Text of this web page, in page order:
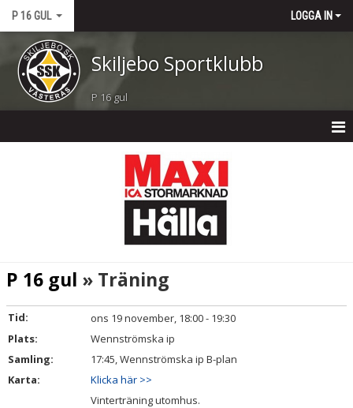
P 16 GUL LOGGA IN
Skiljebo Sportklubb
P 16 gul
TRUPPEN
DOKUMENT
P 16 gul » Träning
Tid:
ons 19 november, 18:00 - 19:30
Plats:
Wennströmska ip
Samling:
17:45, Wennströmska ip B-plan
Karta:
Klicka här >>
Vinterträning utomhus.